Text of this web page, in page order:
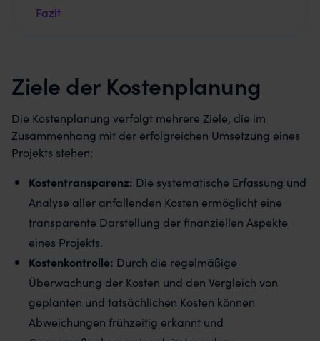
Fazit
Ziele der Kostenplanung
Die Kostenplanung verfolgt mehrere Ziele, die im
Zusammenhang mit der erfolgreichen Umsetzung eines
Projekts stehen:
Kostentransparenz: Die systematische Erfassung und
Analyse aller anfallenden Kosten ermöglicht eine
transparente Darstellung der finanziellen Aspekte
eines Projekts.
Kostenkontrolle: Durch die regelmäßige
Überwachung der Kosten und den Vergleich von
geplanten und tatsächlichen Kosten können
Abweichungen frühzeitig erkannt und